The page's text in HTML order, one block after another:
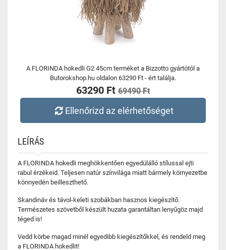
A FLORINDA hokedli G2 45cm terméket a Bizzotto gyártótól a
Butorokshop.hu oldalon 63290 Ft - ért találja.
63290 Ft 69490 Ft
Ellenőrizd az elérhetőséget
LEÍRÁS
A FLORINDA hokedli meghökkentően egyedülálló stílussal ejti
rabul érzékeid. Teljesen natúr színvilága miatt bármely környezetbe
könnyedén beilleszthető.
Skandináv és távol-keleti szobákban hasznos kiegészítő.
Természetes szövetből készült huzata garantáltan lenyűgöz majd
téged is!
Vedd körbe magad minél egyedibb kiegészítőkkel, és rendeld meg
a FLORINDA hokedlit!